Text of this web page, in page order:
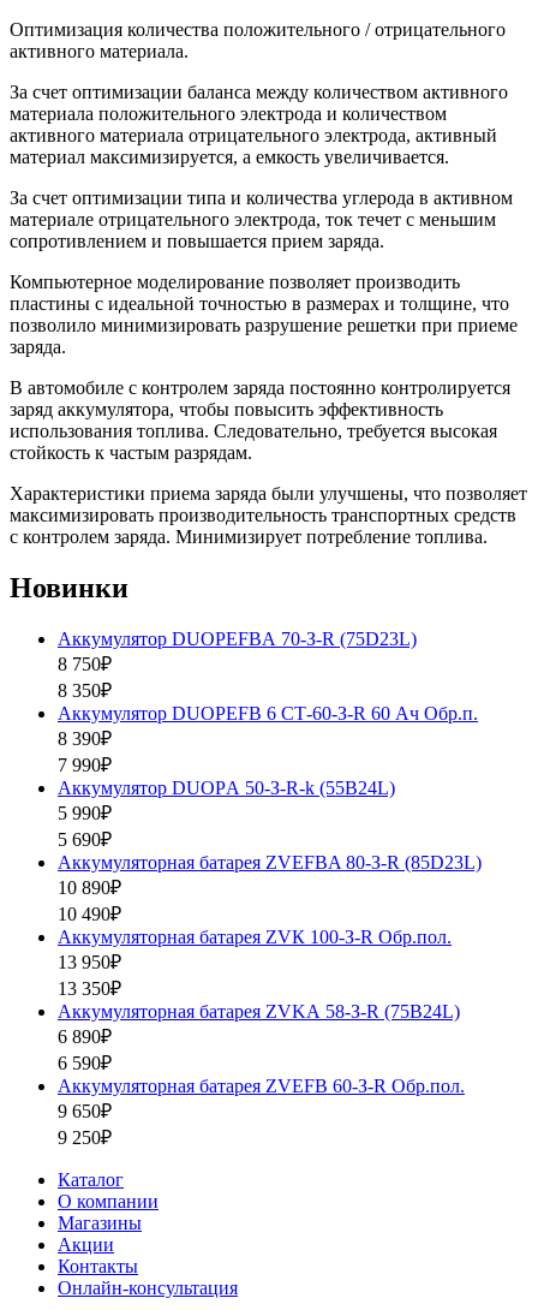
Оптимизация количества положительного / отрицательного
активного материала.
За счет оптимизации баланса между количеством активного
материала положительного электрода и количеством
активного материала отрицательного электрода, активный
материал максимизируется, а емкость увеличивается.
За счет оптимизации типа и количества углерода в активном
материале отрицательного электрода, ток течет с меньшим
сопротивлением и повышается прием заряда.
Компьютерное моделирование позволяет производить
пластины с идеальной точностью в размерах и толщине, что
позволило минимизировать разрушение решетки при приеме
заряда.
В автомобиле с контролем заряда постоянно контролируется
заряд аккумулятора, чтобы повысить эффективность
использования топлива. Следовательно, требуется высокая
стойкость к частым разрядам.
Характеристики приема заряда были улучшены, что позволяет
максимизировать производительность транспортных средств
с контролем заряда. Минимизирует потребление топлива.
Новинки
Аккумулятор DUOPEFBА 70-З-R (75D23L)
8 750₽
8 350₽
Аккумулятор DUOPEFB 6 СТ-60-З-R 60 Ач Обр.п.
8 390₽
7 990₽
Аккумулятор DUOPА 50-З-R-k (55B24L)
5 990₽
5 690₽
Аккумуляторная батарея ZVEFBA 80-З-R (85D23L)
10 890₽
10 490₽
Аккумуляторная батарея ZVК 100-З-R Обр.пол.
13 950₽
13 350₽
Аккумуляторная батарея ZVKА 58-З-R (75B24L)
6 890₽
6 590₽
Аккумуляторная батарея ZVEFB 60-З-R Обр.пол.
9 650₽
9 250₽
Каталог
О компании
Магазины
Акции
Контакты
Онлайн-консультация